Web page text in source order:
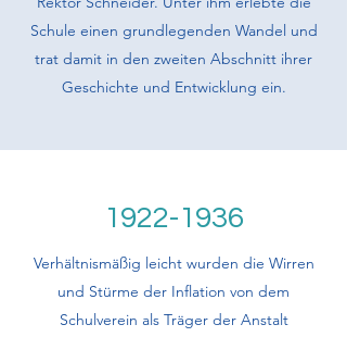
Schule einen grundlegenden Wandel und
trat damit in den zweiten Abschnitt ihrer
Geschichte und Entwicklung ein.
1922-1936
Verhältnismäßig leicht wurden die Wirren
und Stürme der Inflation von dem
Schulverein als Träger der Anstalt